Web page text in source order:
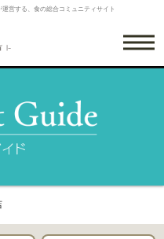
営する、食の総合コミュニティサイト